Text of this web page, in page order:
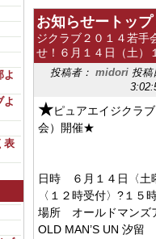
よ
よ
表
お知らせートップ
ジクラブ２０１４若手
せ！６月１４日（土）
投稿者： midori 投稿
★ピュアエイジクラ
会）開催★
日時 ６月１４日〈土
〈１２時受付〉?１５
場所 オールドマンズ
OLD MAN’S UN 汐留